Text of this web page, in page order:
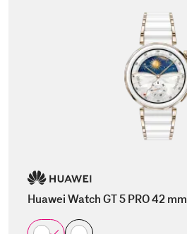
Huawei Watch GT 5 PRO 42 mm